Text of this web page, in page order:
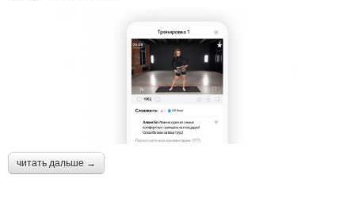
читать дальше →